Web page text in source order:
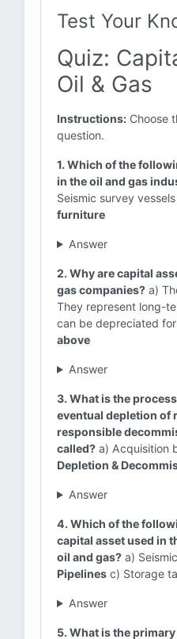
Test Your
Quiz:
Oil & Gas
Instructions: Choose
question.
1. Which of the
in the oil and gas
Seismic survey
furniture
Answer
2. Why are capital
gas companies? a)
They represent long-
can be depreciated
above
Answer
3. What is the
eventual depletion of
responsible
called? a) Acquisition
Depletion &
Answer
4. Which of the
capital asset used in
oil and gas? a)
Pipelines c) Storage
Answer
5. What is the